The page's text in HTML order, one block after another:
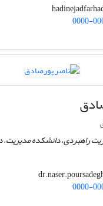
0000-
راهبردی، دانشکده مدیریت،
0000-